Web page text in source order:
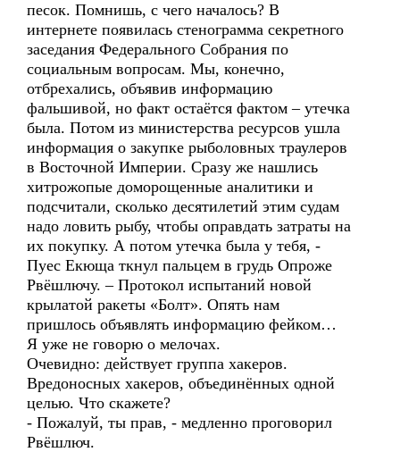
песок. Помнишь, с чего началось? В
интернете появилась стенограмма секретного
заседания Федерального Собрания по
социальным вопросам. Мы, конечно,
отбрехались, объявив информацию
фальшивой, но факт остаётся фактом – утечка
была. Потом из министерства ресурсов ушла
информация о закупке рыболовных траулеров
в Восточной Империи. Сразу же нашлись
хитрожопые доморощенные аналитики и
подсчитали, сколько десятилетий этим судам
надо ловить рыбу, чтобы оправдать затраты на
их покупку. А потом утечка была у тебя, -
Пуес Екюща ткнул пальцем в грудь Опроже
Рвёшлючу. – Протокол испытаний новой
крылатой ракеты «Болт». Опять нам
пришлось объявлять информацию фейком…
Я уже не говорю о мелочах.
Очевидно: действует группа хакеров.
Вредоносных хакеров, объединённых одной
целью. Что скажете?
- Пожалуй, ты прав, - медленно проговорил
Рвёшлюч.